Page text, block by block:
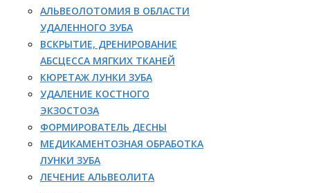
АЛЬВЕОЛОТОМИЯ В ОБЛАСТИ
УДАЛЕННОГО ЗУБА
ВСКРЫТИЕ, ДРЕНИРОВАНИЕ
АБСЦЕССА МЯГКИХ ТКАНЕЙ
КЮРЕТАЖ ЛУНКИ ЗУБА
УДАЛЕНИЕ КОСТНОГО
ЭКЗОСТОЗА
ФОРМИРОВАТЕЛЬ ДЕСНЫ
МЕДИКАМЕНТОЗНАЯ ОБРАБОТКА
ЛУНКИ ЗУБА
ЛЕЧЕНИЕ АЛЬВЕОЛИТА